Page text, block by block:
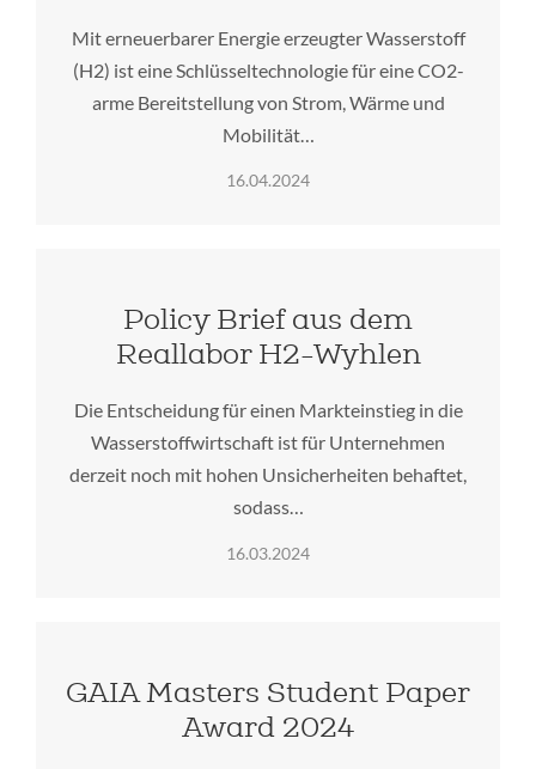
Mit erneuerbarer Energie erzeugter Wasserstoff
(H2) ist eine Schlüsseltechnologie für eine CO2-
arme Bereitstellung von Strom, Wärme und
Mobilität…
16.04.2024
Policy Brief aus dem
Reallabor H2-Wyhlen
Die Entscheidung für einen Markteinstieg in die
Wasserstoffwirtschaft ist für Unternehmen
derzeit noch mit hohen Unsicherheiten behaftet,
sodass…
16.03.2024
GAIA Masters Student Paper
Award 2024